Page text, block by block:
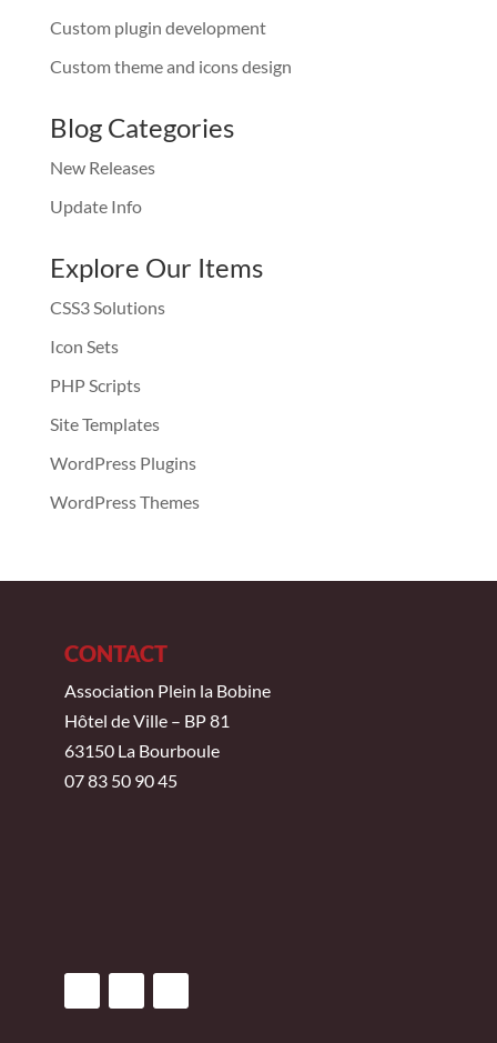
Custom plugin development
Custom theme and icons design
Blog Categories
New Releases
Update Info
Explore Our Items
CSS3 Solutions
Icon Sets
PHP Scripts
Site Templates
WordPress Plugins
WordPress Themes
CONTACT
Association Plein la Bobine
Hôtel de Ville – BP 81
63150 La Bourboule
07 83 50 90 45